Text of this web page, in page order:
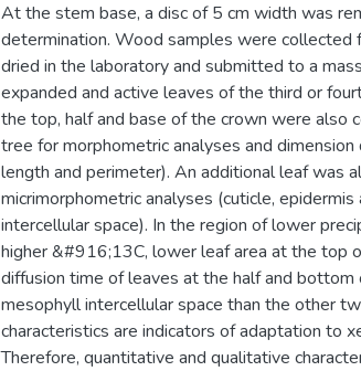
At the stem base, a disc of 5 cm width was
determination. Wood samples were collected
dried in the laboratory and submitted to a
expanded and active leaves of the third or
the top, half and base of the crown were also
tree for morphometric analyses and
length and perimeter). An additional leaf was
micrimorphometric analyses (cuticle,
intercellular space). In the region of lower
higher &#916;13C, lower leaf area at the top
diffusion time of leaves at the half and bottom
mesophyll intercellular space than the other
characteristics are indicators of adaptation to
Therefore, quantitative and qualitative